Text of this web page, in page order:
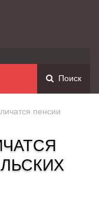
Поиск
пенсии